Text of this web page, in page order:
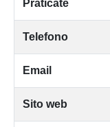
Praticate
Telefono
Email
Sito web